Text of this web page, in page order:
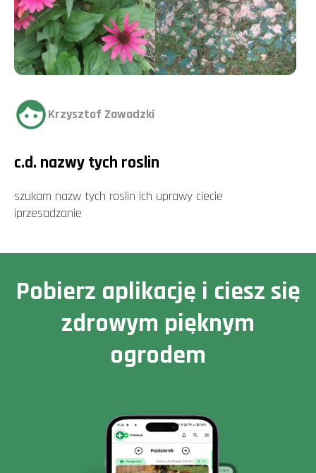
Krzysztof Zawadzki
c.d. nazwy tych roslin
szukam nazw tych roslin ich uprawy ciecie
iprzesadzanie
Pobierz aplikację i ciesz się
zdrowym pięknym
ogrodem